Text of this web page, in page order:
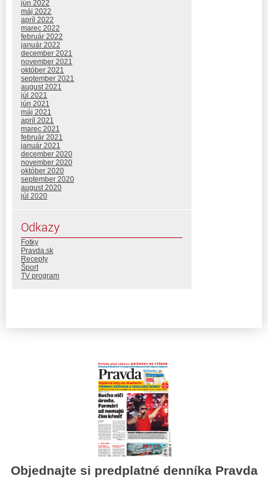
jún 2022
máj 2022
apríl 2022
marec 2022
február 2022
január 2022
december 2021
november 2021
október 2021
september 2021
august 2021
júl 2021
jún 2021
máj 2021
apríl 2021
marec 2021
február 2021
január 2021
december 2020
november 2020
október 2020
september 2020
august 2020
júl 2020
Odkazy
Fotky
Pravda.sk
Recepty
Šport
TV program
Objednajte si predplatné denníka Pravda